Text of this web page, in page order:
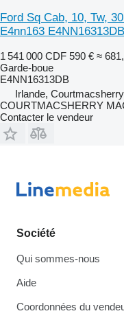
Ford Sq Cab, 10, Tw,
E4nn163 E4NN16313DB
1 541 000 CDF 590 € ≈
Garde-boue
E4NN16313DB
Irlande, Courtmacsherry
COURTMACSHERRY
Contacter le vendeur
Société
Qui sommes-nous
Aide
Coordonnées du